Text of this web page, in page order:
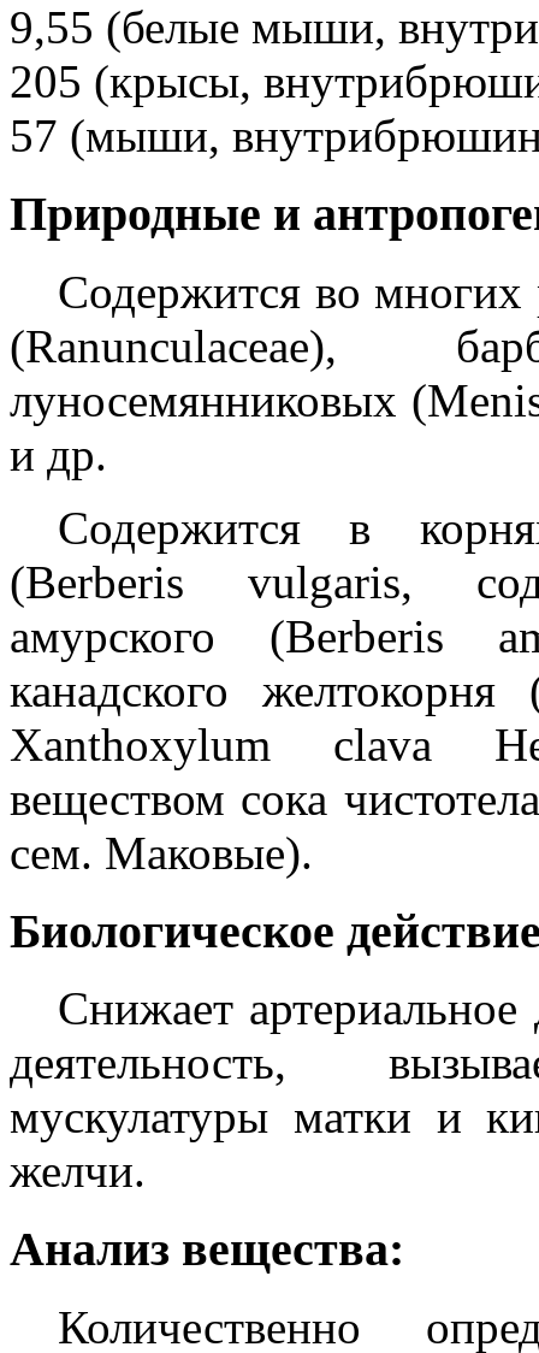
9,55 (белые мыши,
205 (крысы,
57 (мыши,
Природные и
Содержится во многих
(Ranunculaceae),
луносемянниковых
и др.
Содержится в
(Berberis vulgaris,
амурского (Berberis
канадского
Xanthoxylum clava
веществом сока
сем. Маковые).
Биологическое
Снижает артериальное
деятельность,
мускулатуры матки и
желчи.
Анализ вещества:
Количественно